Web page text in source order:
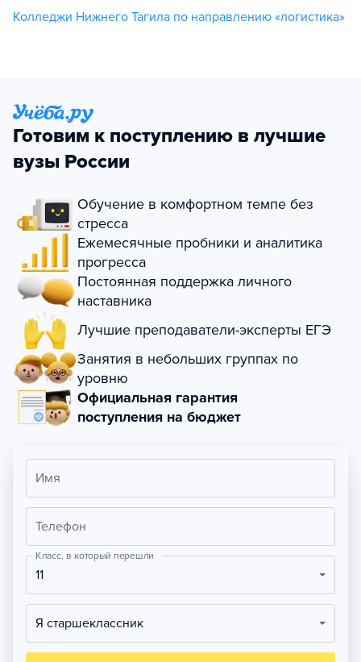
Колледжи Нижнего Тагила по направлению «логистика»
Готовим к поступлению в лучшие
вузы России
Обучение в комфортном темпе без
стресса
Ежемесячные пробники и аналитика
прогресса
Постоянная поддержка личного
наставника
Лучшие преподаватели-эксперты ЕГЭ
Занятия в небольших группах по
уровню
Официальная гарантия
поступления на бюджет
Имя
Телефон
Класс, в который перешли
11
Я старшеклассник